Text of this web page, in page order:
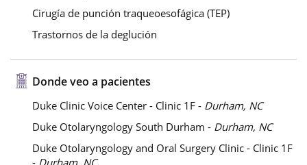
Cirugía de punción traqueoesofágica (TEP)
Trastornos de la deglución
Donde veo a pacientes
Duke Clinic Voice Center - Clinic 1F - Durham, NC
Duke Otolaryngology South Durham - Durham, NC
Duke Otolaryngology and Oral Surgery Clinic - Clinic 1F